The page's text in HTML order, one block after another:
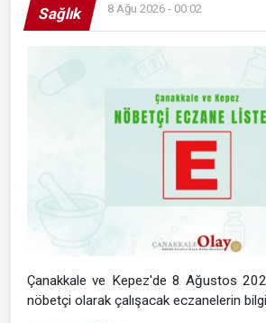
Sağlık 8 Ağu 2026 - 00:02
Çanakkale ve Kepez'de 8 Ağustos
nöbetçi olarak çalışacak eczanelerin